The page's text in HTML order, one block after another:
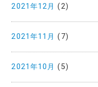
2021年12月 (2)
2021年11月 (7)
2021年10月 (5)